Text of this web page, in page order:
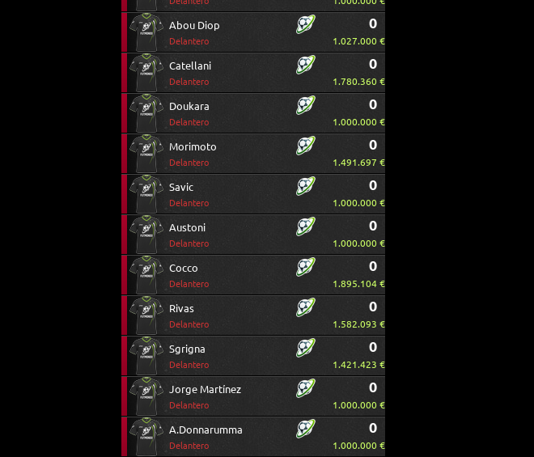
Abou Diop
Delantero
0
1.027.000 €
Catellani
Delantero
0
1.780.360 €
Doukara
Delantero
0
1.000.000 €
Morimoto
Delantero
0
1.491.697 €
Savic
Delantero
0
1.000.000 €
Austoni
Delantero
0
1.000.000 €
Cocco
Delantero
0
1.895.104 €
Rivas
Delantero
0
1.582.093 €
Sgrigna
Delantero
0
1.421.423 €
Jorge Martínez
Delantero
0
1.000.000 €
A.Donnarumma
Delantero
0
1.000.000 €